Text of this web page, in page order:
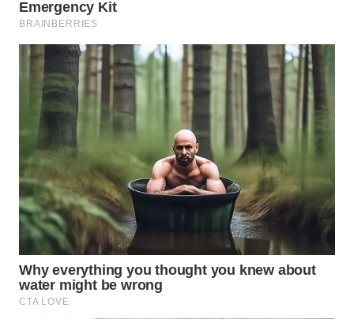
WN
WN
CIREBON
INDRAMAYU
WN
KUNINGAN
WN
MAJALENGKA